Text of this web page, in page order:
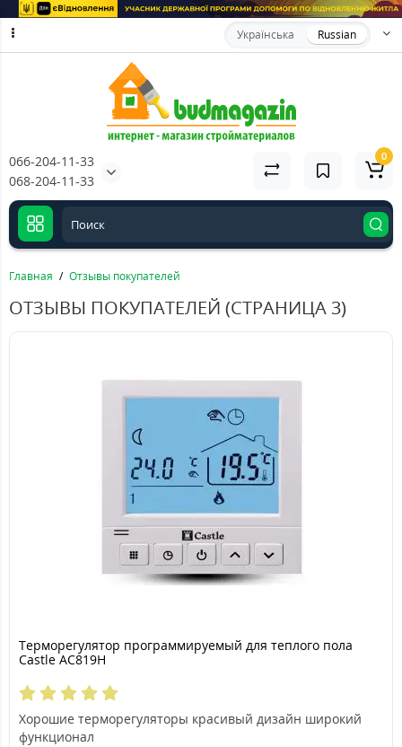
Українська Russian
066-204-11-33
068-204-11-33
0
Главная Отзывы покупателей
ОТЗЫВЫ ПОКУПАТЕЛЕЙ (СТРАНИЦА 3)
Терморегулятор программируемый для теплого пола
Castle АС819H
Хорошие терморегуляторы красивый дизайн широкий
функционал